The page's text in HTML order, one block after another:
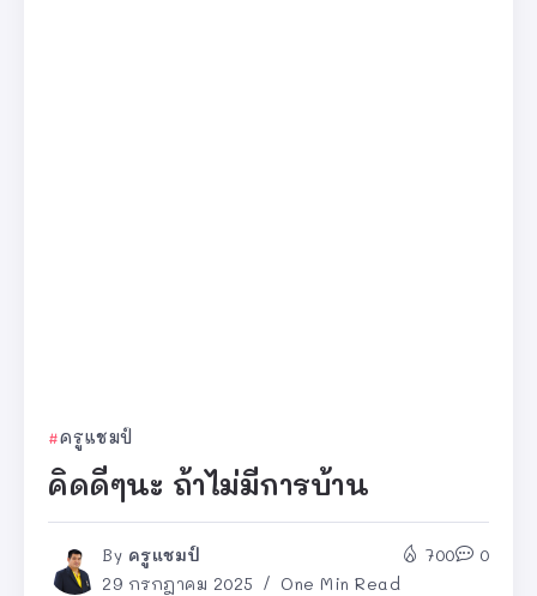
ครูแชมป์
คิดดีๆนะ ถ้าไม่มีการบ้าน
By ครูแชมป์
29 กรกฎาคม 2025
One Min Read
700 0